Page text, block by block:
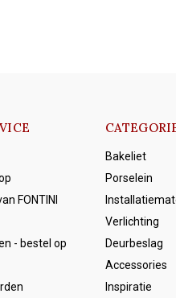
FONTINI
- bestel op
Bakeliet
Porselein
Verlichting
Deurbeslag
Accessories
Inspiratie